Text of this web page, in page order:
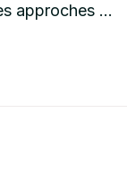
approches …